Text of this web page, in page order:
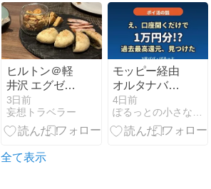
中。9/1 9:59ま
で。
ヒルトン＠軽
井沢 エグゼク
ティブラウン
ジないけど？
3日前
妄想トラベラー
モッピー経由
オルタナバン
ク口座開設で
10000P！3児
パパが投資ク
4日前
ぽるっとの小さなことからコツコツと
全て表示